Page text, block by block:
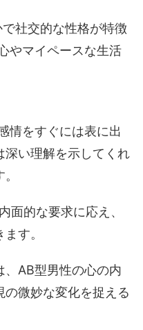
社交的な性格が特徴
やマイペースな生活
情をすぐには表に出
深い理解を示してくれ
面的な要求に応え、
す。
、AB型男性の心の内
の微妙な変化を捉える